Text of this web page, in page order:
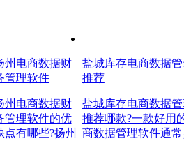
州电商数据财
管理软件
州电商数据财
管理软件的优
点有哪些?扬州
盐城库存电商数据
推荐
盐城库存电商数据
推荐哪款?一款好用
商数据管理软件通